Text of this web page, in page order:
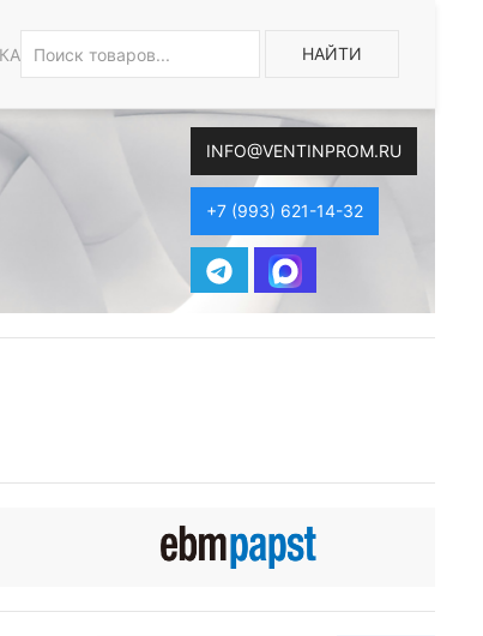
НАЙТИ
INFO@VENTINPROM.RU
+7 (993) 621-14-32